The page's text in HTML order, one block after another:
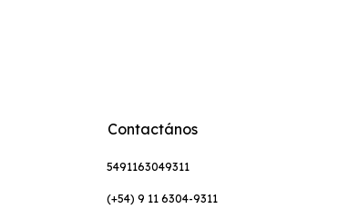
Contactános
5491163049311
(+54) 9 11 6304-9311